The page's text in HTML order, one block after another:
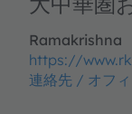
Ramakrishna
https://
連絡先 / オフ